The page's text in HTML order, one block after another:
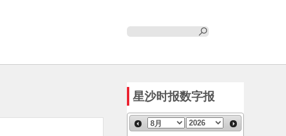
星沙时报数字报